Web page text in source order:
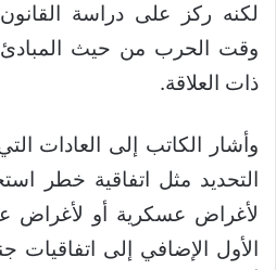
لكنه ركز على دراسة
وقت الحرب من حيث المبادئ
ذات العلاقة.
وأشار الكاتب إلى العادات
التحديد مثل اتفاقية خطر
لأغراض عسكرية أو لأغراض